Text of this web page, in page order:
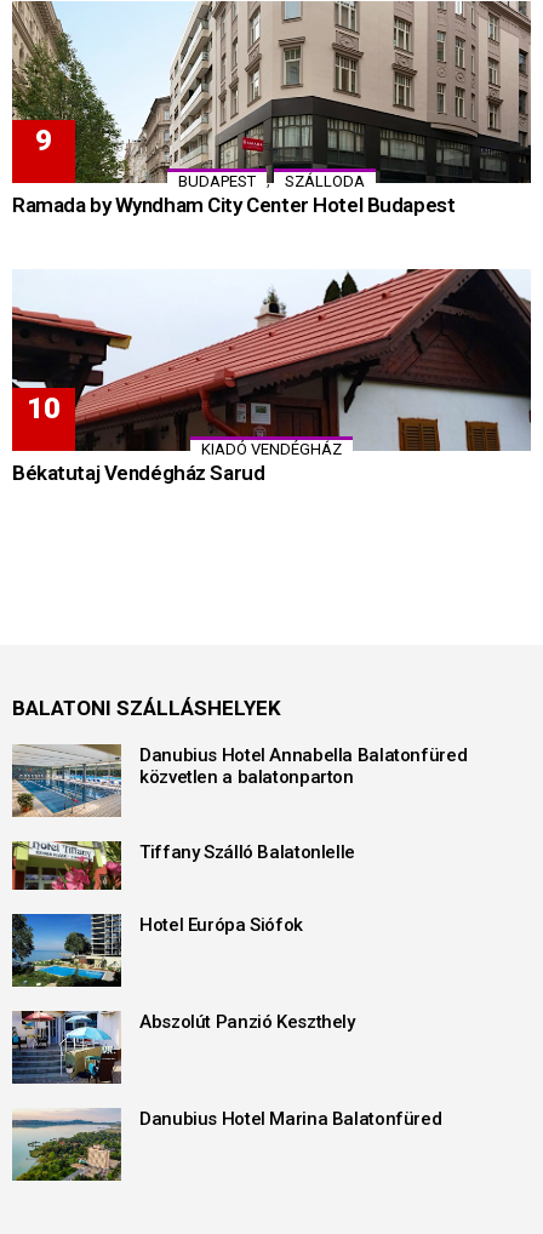
BUDAPEST , SZÁLLODA
Ramada by Wyndham City Center Hotel Budapest
KIADÓ VENDÉGHÁZ
Békatutaj Vendégház Sarud
BALATONI SZÁLLÁSHELYEK
Danubius Hotel Annabella Balatonfüred
közvetlen a balatonparton
Tiffany Szálló Balatonlelle
Hotel Európa Siófok
Abszolút Panzió Keszthely
Danubius Hotel Marina Balatonfüred